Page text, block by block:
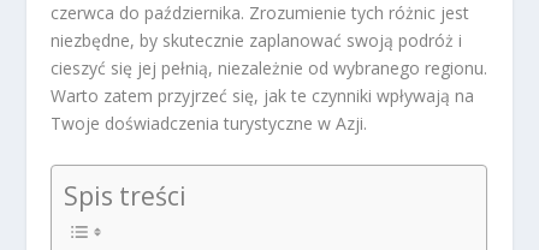
czerwca do października. Zrozumienie tych różnic jest
niezbędne, by skutecznie zaplanować swoją podróż i
cieszyć się jej pełnią, niezależnie od wybranego regionu.
Warto zatem przyjrzeć się, jak te czynniki wpływają na
Twoje doświadczenia turystyczne w Azji.
Spis treści